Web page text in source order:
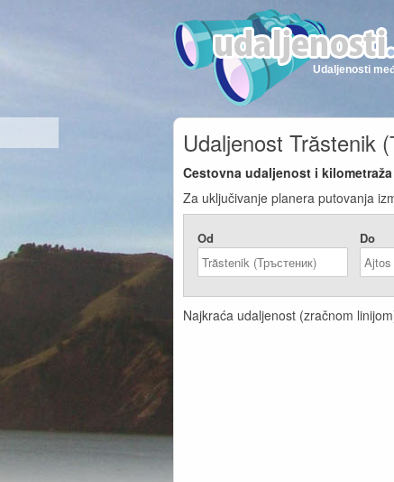
Udaljenosti
Udaljenost Trăstenik
Cestovna udaljenost i
Za uključivanje planera putovanja
Od Do
Najkraća udaljenost (zračnom